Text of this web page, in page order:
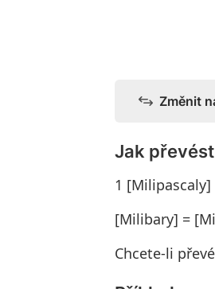
Změnit
Jak
1 [Milipascaly]
[Milibary] =
Chcete-li